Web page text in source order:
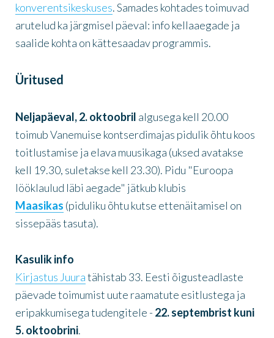
konverentsikeskuses. Samades kohtades toimuvad
arutelud ka järgmisel päeval: info kellaaegade ja
saalide kohta on kättesaadav programmis.
Üritused
Neljapäeval, 2. oktoobril algusega kell 20.00
toimub Vanemuise kontserdimajas pidulik õhtu koos
toitlustamise ja elava muusikaga (uksed avatakse
kell 19.30, suletakse kell 23.30). Pidu "Euroopa
lööklaulud läbi aegade" jätkub klubis
Maasikas (piduliku õhtu kutse ettenäitamisel on
sissepääs tasuta).
Kasulik info
Kirjastus Juuratähistab 33. Eesti õigusteadlaste
päevade toimumist uute raamatute esitlustega ja
eripakkumisega tudengitele - 22. septembrist kuni
5. oktoobrini.